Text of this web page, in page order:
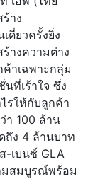
าง
ดี่ยวครั้งยิ่ง
างความต่าง
าเฉพาะกลุ่ม
ที่เร้าใจ ซึ่ง
รให้กับลูกค้า
า 100 ล้าน
ถึง 4 ล้านบาท
-เบนซ์ GLA
มสมบูรณ์พร้อม